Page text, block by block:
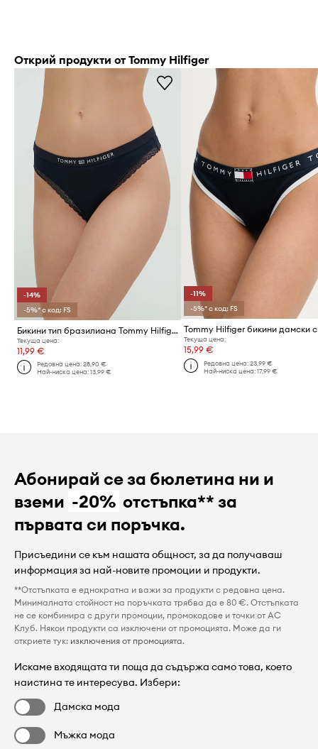
Открий продукти от Tommy Hilfiger
-14%
-5%* с код: FS
Бикини тип бразилиана Tommy Hilfiger
Текуща цена:
11,99 €
Редовна цена:28,90 €
Най-ниска цена:13,99 €
-11%
-5%* с код: FS
Текуща цена:
15,99 €
Редовна цена: 23,99 €
Най-ниска цена: 17,99 €
Абонирай се за бюлетина ни и
вземи -20% отстъпка** за
първата си поръчка.
Присъедини се към нашата общност, за да получаваш
информация за най-новите промоции и продукти.
**Отстъпката е еднократна и важи за продукти с редовна цена.
Минималната стойност на поръчката трябва да е 80 €. Отстъпката
не се комбинира с други промоции, промокодове и точки от AC
Клуб. Някои продукти са изключени от промоцията. Може да ги
откриете тук: изключения от промоцията.
Искаме входящата ти поща да съдържа само това, което
наистина те интересува. Избери:
Дамска мода
Мъжка мода